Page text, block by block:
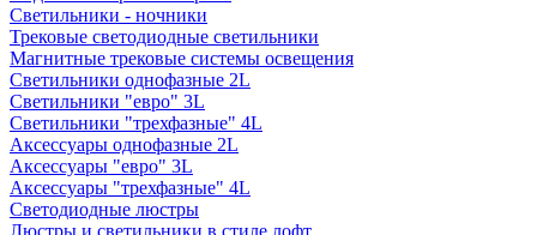
Светильники - ночники
Трековые светодиодные светильники
Магнитные трековые системы освещения
Светильники однофазные 2L
Светильники "евро" 3L
Светильники "трехфазные" 4L
Аксессуары однофазные 2L
Аксессуары "евро" 3L
Аксессуары "трехфазные" 4L
Светодиодные люстры
Люстры и светильники в стиле лофт